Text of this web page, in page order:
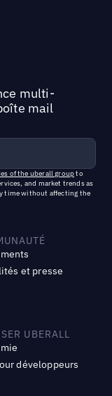
multi-
mail
of the uberall groupto
and market trends as
time without affecting the
et presse
UBERALL
développeurs